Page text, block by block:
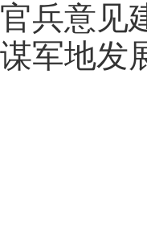
官兵意见
谋军地发